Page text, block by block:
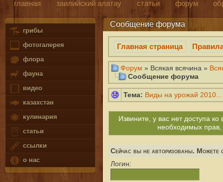
главная заилийский алатау статьи форум
грибы
фотогалерея
флора
фауна
видео
казахстан
кулинария
статьи
ссылки
о нас
Сообщение форума
Главная страница
Форум » Всякая всячина »
Сообщение форума
Тема: Виды на урожай 2010...
Извините, у вас нет доступа
необходимых прав,
Сейчас вы не авторизованы. Можете
Логин: